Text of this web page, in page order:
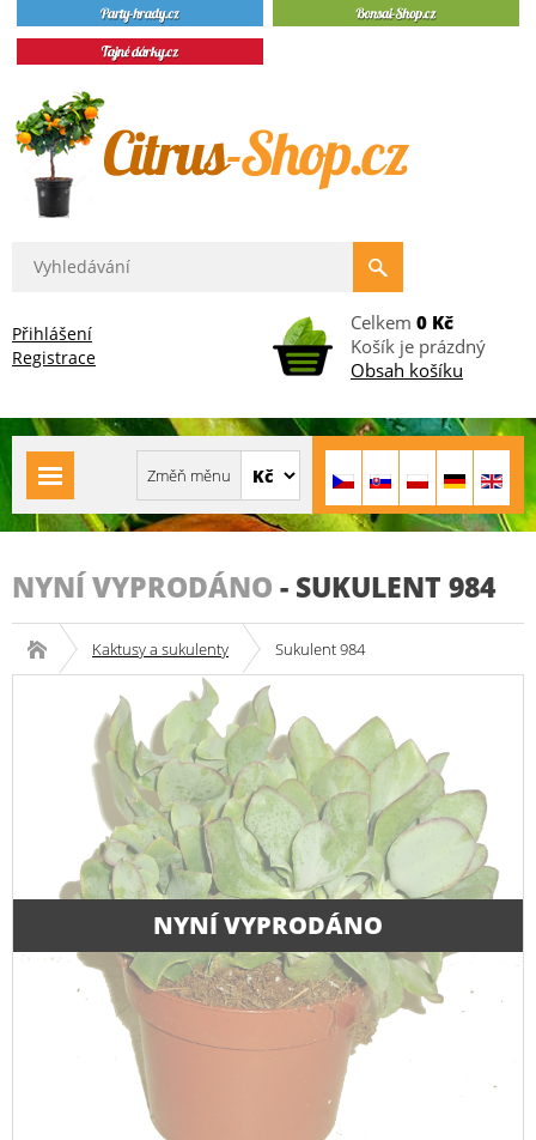
Přihlášení
Registrace
Celkem 0 Kč
Košík je prázdný
Obsah košíku
NYNÍ VYPRODÁNO - SUKULENT 984
Kaktusy a sukulenty Sukulent 984
NYNÍ VYPRODÁNO